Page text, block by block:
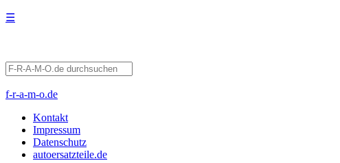
☰
f-r-a-m-o.de
Kontakt
Impressum
Datenschutz
autoersatzteile.de